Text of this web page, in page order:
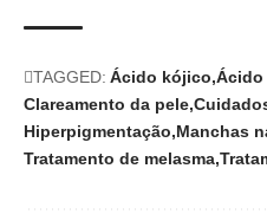
TAGGED: Ácido kójico Ácido
Clareamento da pele
Hiperpigmentação Manchas
Tratamento de melasma